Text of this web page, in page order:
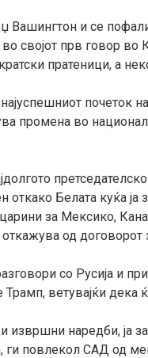
Вашингтон и се
својот прв говор во
пратеници, а
почеток
промена во
откако Белата куќа
царини за Мексико,
од договорот
со Русија и
Трамп, ветувајќи
извршни наредби, ја
ги повлекол САД од